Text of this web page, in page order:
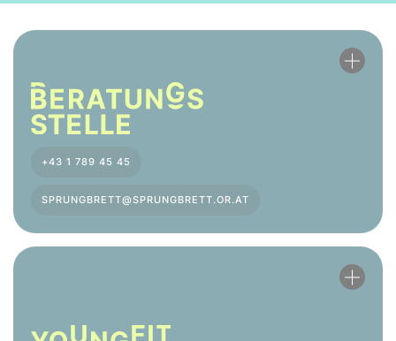
+43 1 789 45 45
SPRUNGBRETT@SPRUNGBRETT.OR.AT